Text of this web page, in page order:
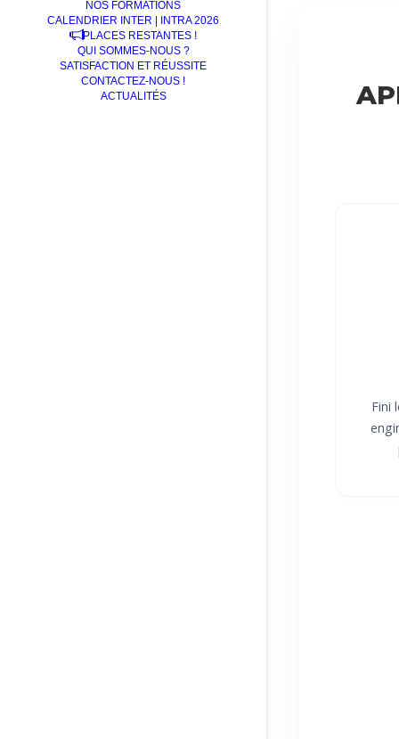
NOS FORMATIONS
CALENDRIER INTER | INTRA 2026
PLACES RESTANTES !
QUI SOMMES-NOUS ?
SATISFACTION ET RÉUSSITE
CONTACTEZ-NOUS !
ACTUALITÉS
Fini